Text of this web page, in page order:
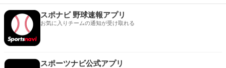
スポナビ 野球速報アプリ
お気に入りチームの通知が受け取れる
スポーツナビ公式アプリ